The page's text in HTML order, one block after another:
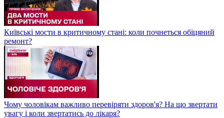
Київські мости в критичному стані: коли почнеться обіцяний
ремонт?
Чому чоловікам важливо перевіряти здоров'я? На що звертати
увагу і коли звертатись до лікаря?